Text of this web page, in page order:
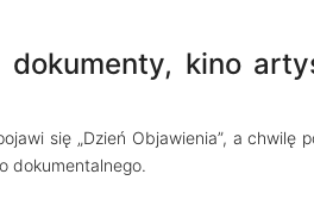
dokumenty, kino
się „Dzień Objawienia”, a chwilę
dokumentalnego.